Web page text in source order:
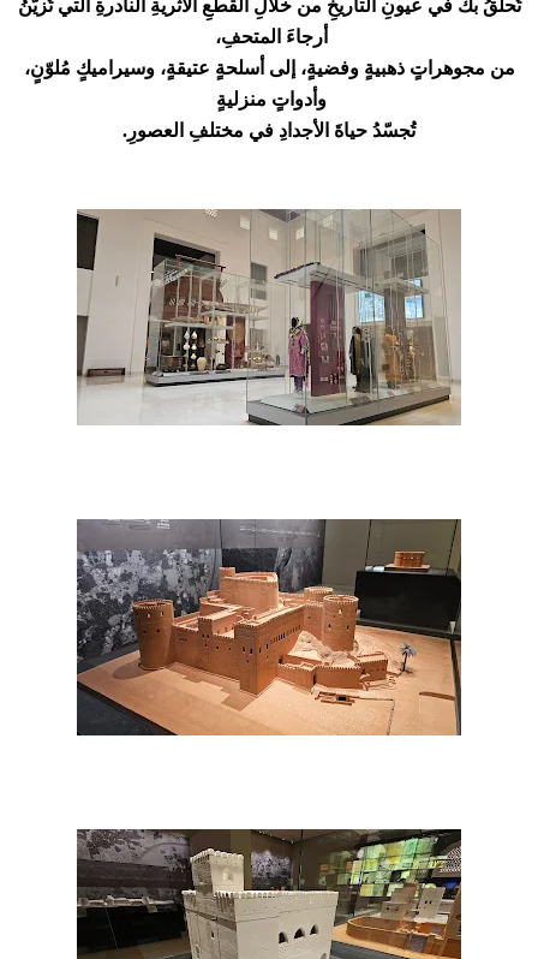
تُحلقُ بك في عيونِ التاريخِ من خلالِ القطعِ الأثريةِ النادرةِ التي تُزيّنُ
أرجاءَ المتحفِ،
من مجوهراتٍ ذهبيةٍ وفضيةٍ، إلى أسلحةٍ عتيقةٍ، وسيراميكٍ مُلوّنٍ،
وأدواتٍ منزليةٍ
تُجسّدُ حياةَ الأجدادِ في مختلفِ العصورِ.